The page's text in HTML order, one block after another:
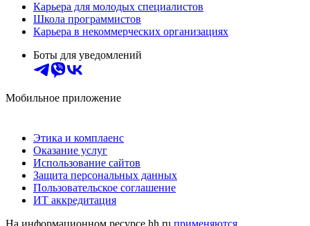
Карьера для молодых специалистов
Школа программистов
Карьера в некоммерческих организациях
Боты для уведомлений
Мобильное приложение
Этика и комплаенс
Оказание услуг
Использование сайтов
Защита персональных данных
Пользовательское соглашение
ИТ аккредитация
На информационном ресурсе hh.ru применяются